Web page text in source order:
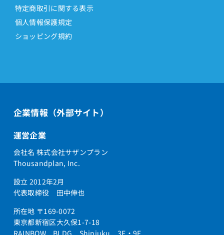
特定商取引に関する表示
個人情報保護規定
ショッピング規約
企業情報（外部サイト）
運営企業
会社名 株式会社サザンプラン
Thousandplan, Inc.
設立 2012年2月
代表取締役 田中伸也
所在地 〒169-0072
東京都新宿区大久保1-7-18
RAINBOW BLDG Shinjuku 3F・9F